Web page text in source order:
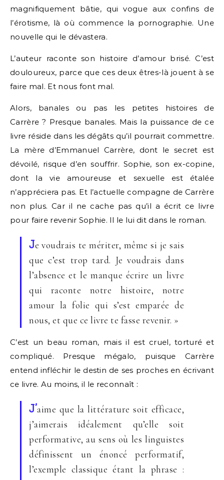
magnifiquement bâtie, qui vogue aux confins de
l’érotisme, là où commence la pornographie. Une
nouvelle qui le dévastera.
L’auteur raconte son histoire d’amour brisé. C’est
douloureux, parce que ces deux êtres-là jouent à se
faire mal. Et nous font mal.
Alors, banales ou pas les petites histoires de
Carrère ? Presque banales. Mais la puissance de ce
livre réside dans les dégâts qu’il pourrait commettre.
La mère d’Emmanuel Carrère, dont le secret est
dévoilé, risque d’en souffrir. Sophie, son ex-copine,
dont la vie amoureuse et sexuelle est étalée
n’appréciera pas. Et l’actuelle compagne de Carrère
non plus. Car il ne cache pas qu’il a écrit ce livre
pour faire revenir Sophie. Il le lui dit dans le roman.
Je voudrais te mériter, même si je sais
que c’est trop tard. Je voudrais dans
l’absence et le manque écrire un livre
qui raconte notre histoire, notre
amour la folie qui s’est emparée de
nous, et que ce livre te fasse revenir. »
C’est un beau roman, mais il est cruel, torturé et
compliqué. Presque mégalo, puisque Carrère
entend infléchir le destin de ses proches en écrivant
ce livre. Au moins, il le reconnaît :
J’aime que la littérature soit efficace,
j’aimerais idéalement qu’elle soit
performative, au sens où les linguistes
définissent un énoncé performatif,
l’exemple classique étant la phrase :